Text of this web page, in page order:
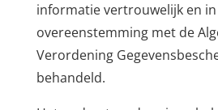
informatie vertrouwelijk en in
overeenstemming met de
Verordening
behandeld.